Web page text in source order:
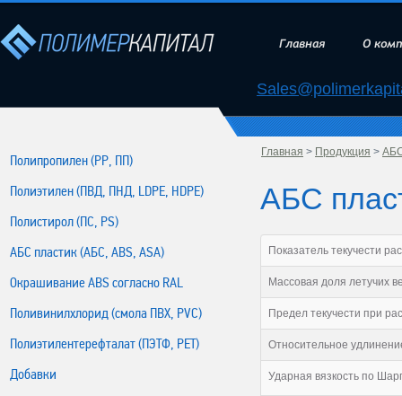
Главная О
Полипропилен (РР, ПП)
Полиэтилен (ПВД, ПНД, LDPE, HDPE)
Полистирол (ПС, PS)
АБС пластик (АБС, ABS, ASA)
Окрашивание ABS согласно RAL
Поливинилхлорид (смола ПВХ, PVC)
Полиэтилентерефталат (ПЭТФ, PET)
Добавки
Главная > Продукция >
АБС
Показатель текучести
Массовая доля летучих
Предел текучести при
Относительное
Ударная вязкость по